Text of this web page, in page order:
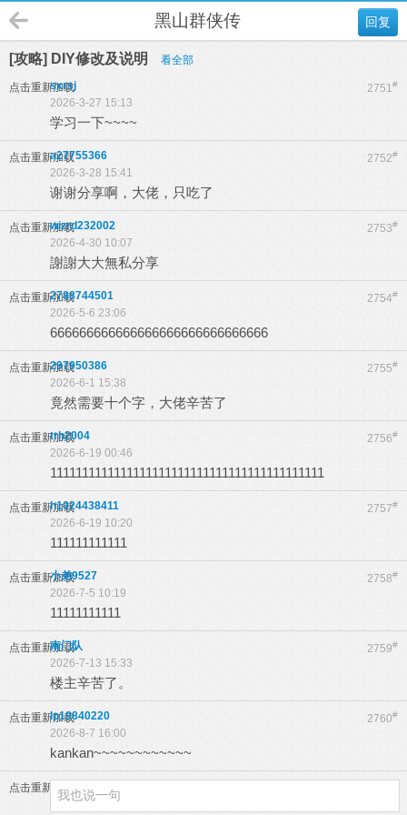
回复
黑山群侠传
[攻略] DIY修改及说明 看全部
点击重新加载 2751#
sxrsj
2026-3-27 15:13
学习一下~~~~
点击重新加载 2752#
a27755366
2026-3-28 15:41
谢谢分享啊，大佬，只吃了
点击重新加载 2753#
wizrd232002
2026-4-30 10:07
謝謝大大無私分享
点击重新加载 2754#
2788744501
2026-5-6 23:06
666666666666666666666666666666
点击重新加载 2755#
297950386
2026-6-1 15:38
竟然需要十个字，大佬辛苦了
点击重新加载 2756#
trh2004
2026-6-19 00:46
1111111111111111111111111111111111111111111
点击重新加载 2757#
h1024438411
2026-6-19 10:20
111111111111
点击重新加载 2758#
小弟9527
2026-7-5 10:19
11111111111
点击重新加载 2759#
南门队
2026-7-13 15:33
楼主辛苦了。
点击重新加载 2760#
lp19840220
2026-8-7 16:00
kankan~~~~~~~~~~~~
点击重新加载